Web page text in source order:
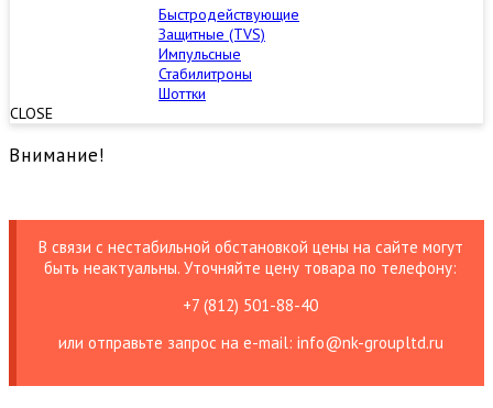
Быстродействующие
Защитные (TVS)
Импульсные
Стабилитроны
Шоттки
CLOSE
Внимание!
В связи с нестабильной обстановкой цены на сайте могут
быть неактуальны. Уточняйте цену товара по телефону:
+7 (812) 501-88-40
или отправьте запрос на е-mail: info@nk-groupltd.ru